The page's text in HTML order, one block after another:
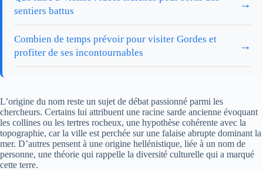
sentiers battus
→
Combien de temps prévoir pour visiter Gordes et
profiter de ses incontournables
→
L’origine du nom reste un sujet de débat passionné parmi les
chercheurs. Certains lui attribuent une racine sarde ancienne évoquant
les collines ou les tertres rocheux, une hypothèse cohérente avec la
topographie, car la ville est perchée sur une falaise abrupte dominant la
mer. D’autres pensent à une origine hellénistique, liée à un nom de
personne, une théorie qui rappelle la diversité culturelle qui a marqué
cette terre.